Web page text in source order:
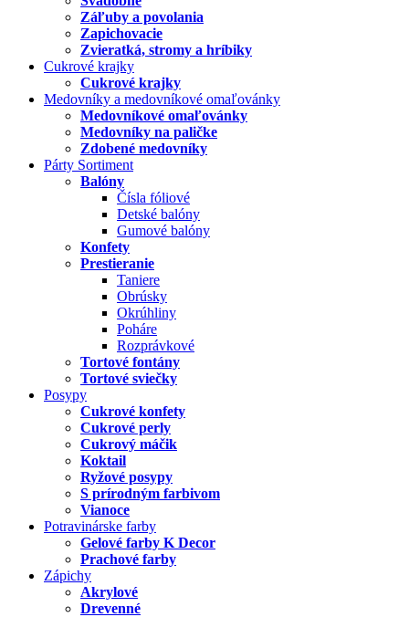
Záľuby a povolania
Zapichovacie
Zvieratká, stromy a hríbiky
Cukrové krajky
Cukrové krajky
Medovníky a medovníkové omaľovánky
Medovníkové omaľovánky
Medovníky na paličke
Zdobené medovníky
Párty Sortiment
Balóny
Čísla fóliové
Detské balóny
Gumové balóny
Konfety
Prestieranie
Taniere
Obrúsky
Okrúhliny
Poháre
Rozprávkové
Tortové fontány
Tortové sviečky
Posypy
Cukrové konfety
Cukrové perly
Cukrový máčik
Koktail
Ryžové posypy
S prírodným farbivom
Vianoce
Potravinárske farby
Gelové farby K Decor
Prachové farby
Zápichy
Akrylové
Drevenné